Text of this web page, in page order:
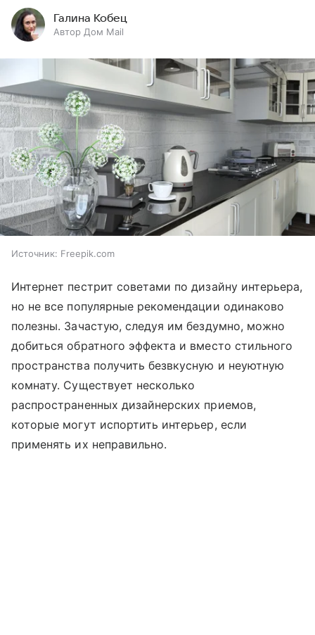
Галина Кобец
Автор Дом Mail
Источник: Freepik.com
Интернет пестрит советами по дизайну интерьера,
но не все популярные рекомендации одинаково
полезны. Зачастую, следуя им бездумно, можно
добиться обратного эффекта и вместо стильного
пространства получить безвкусную и неуютную
комнату. Существует несколько
распространенных дизайнерских приемов,
которые могут испортить интерьер, если
применять их неправильно.